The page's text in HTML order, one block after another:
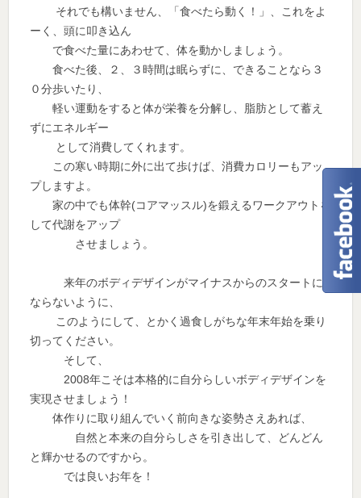
それでも構いません、「食べたら動く！」、これをよ
ーく、頭に叩き込ん
で食べた量にあわせて、体を動かしましょう。
食べた後、２、３時間は眠らずに、できることなら３
０分歩いたり、
軽い運動をすると体が栄養を分解し、脂肪として蓄え
ずにエネルギー
として消費してくれます。
この寒い時期に外に出て歩けば、消費カロリーもアッ
プしますよ。
家の中でも体幹(コアマッスル)を鍛えるワークアウトを
して代謝をアップ
させましょう。
来年のボディデザインがマイナスからのスタートに
ならないように、
このようにして、とかく過食しがちな年末年始を乗り
切ってください。
そして、
2008年こそは本格的に自分らしいボディデザインを
実現させましょう！
体作りに取り組んでいく前向きな姿勢さえあれば、
自然と本来の自分らしさを引き出して、どんどん
と輝かせるのですから。
では良いお年を！